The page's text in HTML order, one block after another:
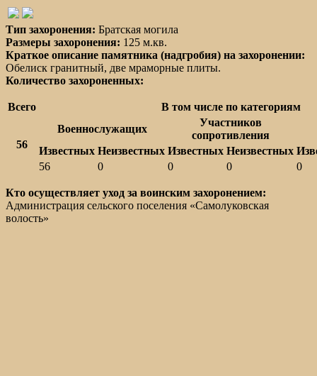
Тип захоронения: Братская могила
Размеры захоронения: 125 м.кв.
Краткое описание памятника (надгробия) на захоронении:
Обелиск гранитный, две мраморные плиты.
Количество захороненных:
Всего В том числе по категориям
56
Военнослужащих
Участников
сопротивления
Известных Неизвестных Известных Неизвестных
56
0 0 0 0
Кто осуществляет уход за воинским захоронением:
Администрация сельского поселения «Самолуковская
волость»